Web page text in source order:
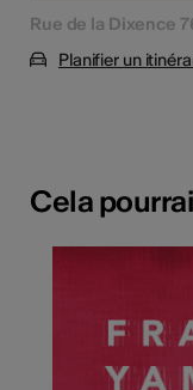
Rue de la Dixence
Planifier un
Cela